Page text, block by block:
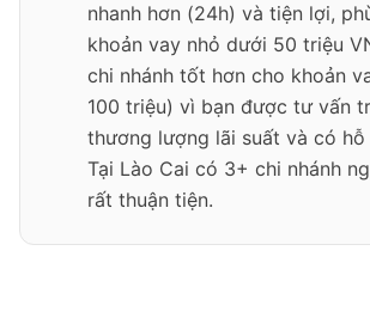
nhanh hơn (24h) và tiện lợi,
khoản vay nhỏ dưới 50 triệu
chi nhánh tốt hơn cho khoản
100 triệu) vì bạn được tư vấn
thương lượng lãi suất và có
Tại Lào Cai có 3+ chi nhánh
rất thuận tiện.